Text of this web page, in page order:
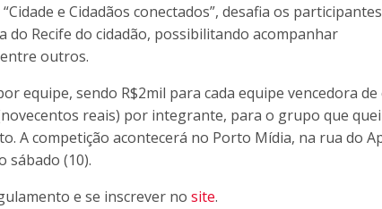
e Cidadãos conectados”, desafia os
Recife do cidadão, possibilitando acompanhar
outros.
equipe, sendo R$2mil para cada equipe vencedora de
reais) por integrante, para o grupo que
A competição acontecerá no Porto Mídia, na rua do
sábado (10).
e se inscrever no site.